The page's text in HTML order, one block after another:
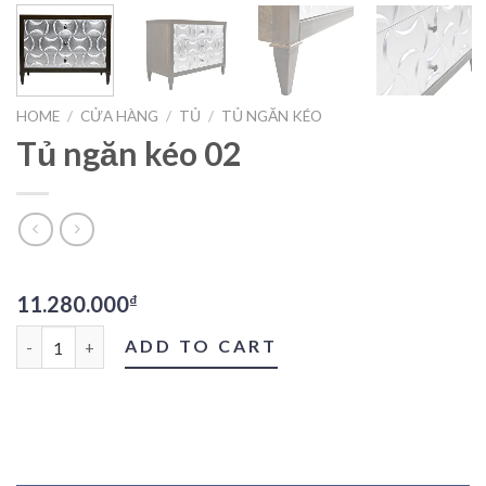
HOME / CỬA HÀNG / TỦ / TỦ NGĂN KÉO
Tủ ngăn kéo 02
11.280.000₫
Tủ ngăn kéo 02 quantityADD TO CART